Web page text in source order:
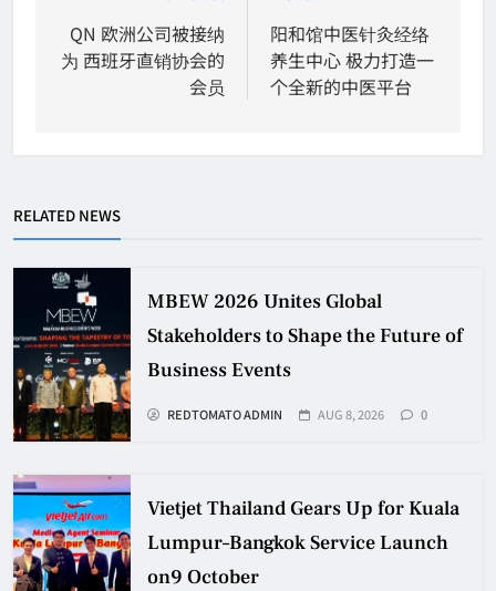
navigation
QN 欧洲公司被接纳
为 西班牙直销协会的
会员
阳和馆中医针灸经络
养生中心 极力打造一
个全新的中医平台
RELATED NEWS
MBEW 2026 Unites Global
Stakeholders to Shape the Future of
Business Events
REDTOMATO ADMIN AUG 8, 2026 0
Vietjet Thailand Gears Up for Kuala
Lumpur–Bangkok Service Launch
on9 October